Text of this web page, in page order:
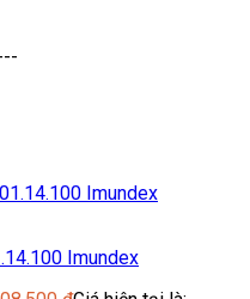
Imundex